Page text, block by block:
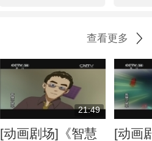
查看更多
21:49
[动画剧场]《智慧
[动画